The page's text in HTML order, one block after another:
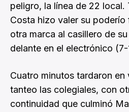
peligro, la línea de 22 local.
Costa hizo valer su
otra marca al casillero de
delante en el electrónico (7-
Cuatro minutos tardaron en
tanteo las colegiales, con
continuidad que culminó